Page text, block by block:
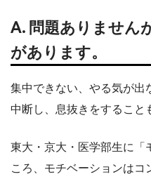
A. 問題ありません
があります。
集中できない、やる気が出
中断し、息抜きをすること
東大・京大・医学部生に「
ころ、モチベーションは